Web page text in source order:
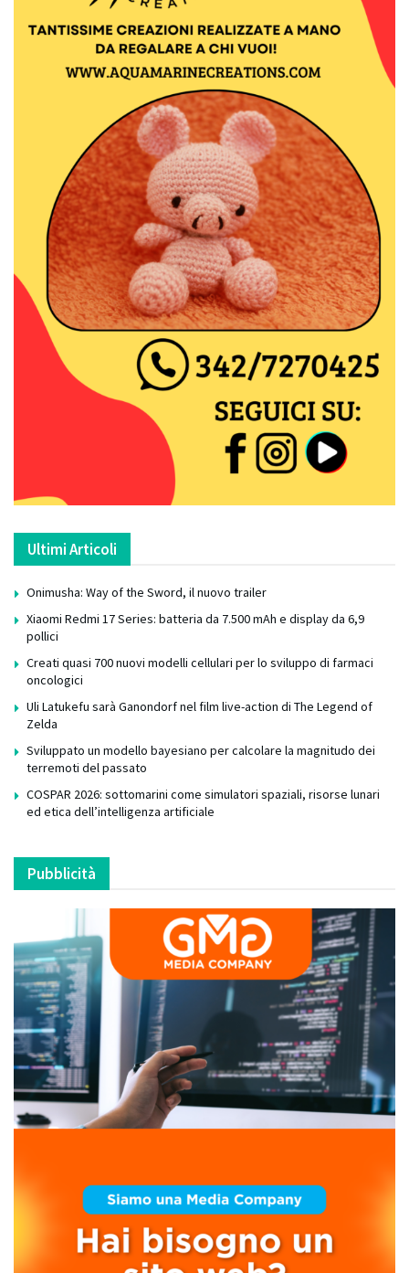
Ultimi Articoli
Onimusha: Way of the Sword, il nuovo trailer
Xiaomi Redmi 17 Series: batteria da 7.500 mAh e display da 6,9
pollici
Creati quasi 700 nuovi modelli cellulari per lo sviluppo di farmaci
oncologici
Uli Latukefu sarà Ganondorf nel film live-action di The Legend of
Zelda
Sviluppato un modello bayesiano per calcolare la magnitudo dei
terremoti del passato
COSPAR 2026: sottomarini come simulatori spaziali, risorse lunari
ed etica dell’intelligenza artificiale
Pubblicità